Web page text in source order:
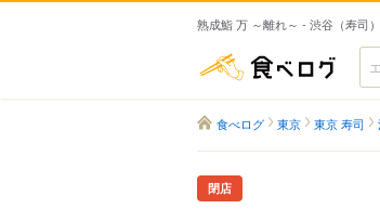
熟成鮨 万 ～離れ～ - 渋谷（寿司）
食べロ
食べログ 東京 東京 寿司
閉店